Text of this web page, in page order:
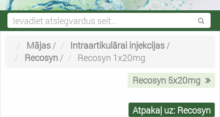
Mājas/ Intraartikulārai injekcijas/
Recosyn/
Recosyn 1x20mg
Recosyn 5x20mg
Atpakaļ uz: Recosyn